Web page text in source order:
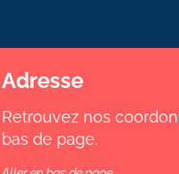
Adresse
Retrouvez nos
bas de page.